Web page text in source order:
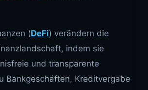
(DeFi) verändern die
indem sie
und transparente
Bankgeschäften, Kreditvergabe